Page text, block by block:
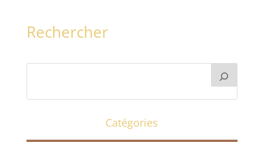
Rechercher
Catégories